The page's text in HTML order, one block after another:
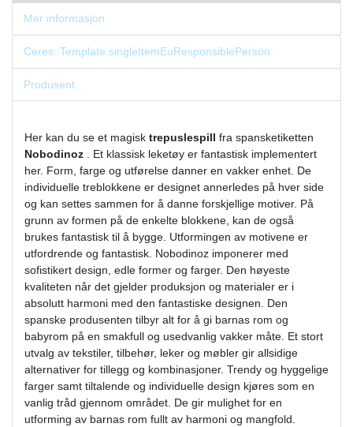
Mer informasjon
Ceres::Template.singleItemEuResponsiblePerson
Produsent
Her kan du se et magisk trepuslespill fra spansketiketten
Nobodinoz . Et klassisk leketøy er fantastisk implementert
her. Form, farge og utførelse danner en vakker enhet. De
individuelle treblokkene er designet annerledes på hver side
og kan settes sammen for å danne forskjellige motiver. På
grunn av formen på de enkelte blokkene, kan de også
brukes fantastisk til å bygge. Utformingen av motivene er
utfordrende og fantastisk. Nobodinoz imponerer med
sofistikert design, edle former og farger. Den høyeste
kvaliteten når det gjelder produksjon og materialer er i
absolutt harmoni med den fantastiske designen. Den
spanske produsenten tilbyr alt for å gi barnas rom og
babyrom på en smakfull og usedvanlig vakker måte. Et stort
utvalg av tekstiler, tilbehør, leker og møbler gir allsidige
alternativer for tillegg og kombinasjoner. Trendy og hyggelige
farger samt tiltalende og individuelle design kjøres som en
vanlig tråd gjennom området. De gir mulighet for en
utforming av barnas rom fullt av harmoni og mangfold.